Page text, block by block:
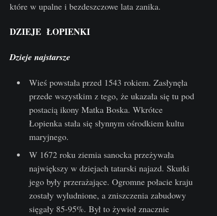
które w upalne i bezdeszczowe lata zanika.
DZIEJE ŁOPIENKI
Dzieje najstarsze
Wieś powstała przed 1543 rokiem. Zasłynęła
przede wszystkim z tego, że ukazała się tu pod
postacią ikony Matka Boska. Wkrótce
Łopienka stała się słynnym ośrodkiem kultu
maryjnego.
W 1672 roku ziemia sanocka przeżywała
największy w dziejach tatarski najazd. Skutki
jego były przerażające. Ogromne połacie kraju
zostały wyludnione, a zniszczenia zabudowy
sięgały 85-95%. Był to żywioł znacznie